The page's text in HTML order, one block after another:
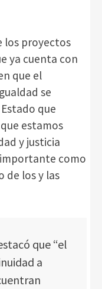
los proyectos
ya cuenta con
que el
se
que
estamos
y justicia
como
de los y las
que “el
a